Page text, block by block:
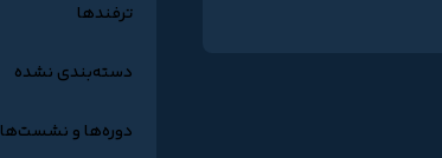
ترفندها
دسته‌بندی نشده
دوره‌ها و نشست‌ها